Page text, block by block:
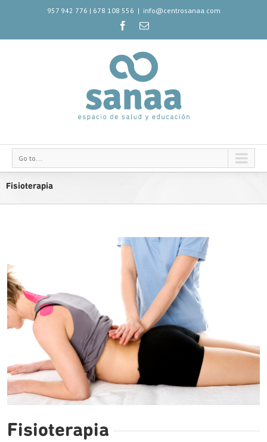
957 942 776 | 678 108 556 | info@centrosanaa.com
Go to...
Fisioterapia
Fisioterapia